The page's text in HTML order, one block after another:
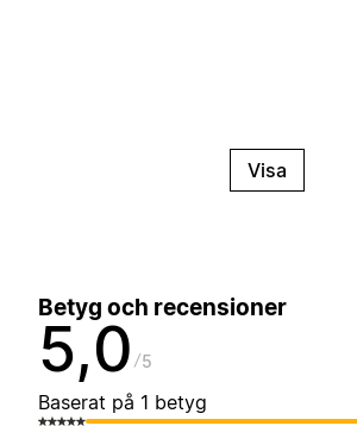
Visa
Betyg och recensioner
5,0 5
Baserat på 1 betyg